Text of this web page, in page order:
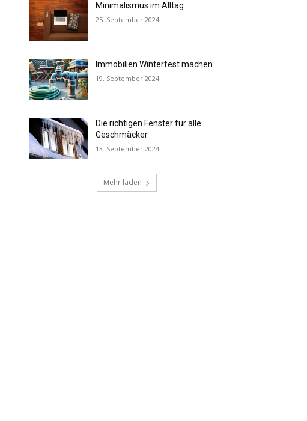
Minimalismus im Alltag
25. September 2024
Immobilien Winterfest machen
19. September 2024
Die richtigen Fenster für alle
Geschmäcker
13. September 2024
Mehr laden